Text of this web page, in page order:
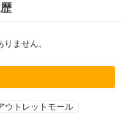
ません。
ウトレットモール